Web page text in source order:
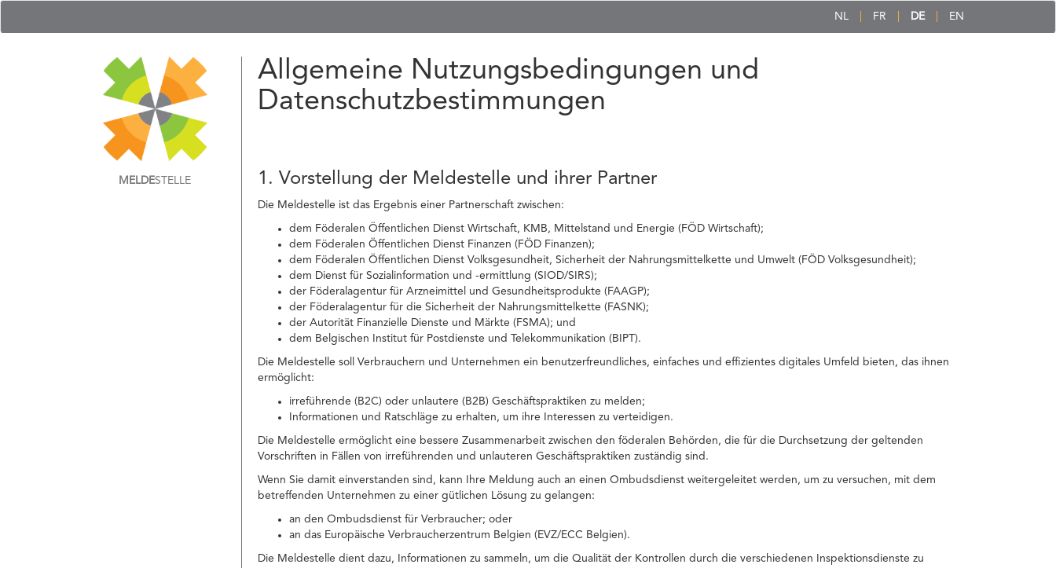
NL FR DE EN
MELDESTELLE
Allgemeine Nutzungsbedingungen und
Datenschutzbestimmungen
1. Vorstellung der Meldestelle und ihrer Partner
Die Meldestelle ist das Ergebnis einer Partnerschaft zwischen:
dem Föderalen Öffentlichen Dienst Wirtschaft, KMB, Mittelstand und Energie (FÖD Wirtschaft);
dem Föderalen Öffentlichen Dienst Finanzen (FÖD Finanzen);
dem Föderalen Öffentlichen Dienst Volksgesundheit, Sicherheit der Nahrungsmittelkette und Umwelt (FÖD Volksgesundheit);
dem Dienst für Sozialinformation und -ermittlung (SIOD/SIRS);
der Föderalagentur für Arzneimittel und Gesundheitsprodukte (FAAGP);
der Föderalagentur für die Sicherheit der Nahrungsmittelkette (FASNK);
der Autorität Finanzielle Dienste und Märkte (FSMA); und
dem Belgischen Institut für Postdienste und Telekommunikation (BIPT).
Die Meldestelle soll Verbrauchern und Unternehmen ein benutzerfreundliches, einfaches und effizientes digitales Umfeld bieten, das ihnen
ermöglicht:
irreführende (B2C) oder unlautere (B2B) Geschäftspraktiken zu melden;
Informationen und Ratschläge zu erhalten, um ihre Interessen zu verteidigen.
Die Meldestelle ermöglicht eine bessere Zusammenarbeit zwischen den föderalen Behörden, die für die Durchsetzung der geltenden
Vorschriften in Fällen von irreführenden und unlauteren Geschäftspraktiken zuständig sind.
Wenn Sie damit einverstanden sind, kann Ihre Meldung auch an einen Ombudsdienst weitergeleitet werden, um zu versuchen, mit dem
betreffenden Unternehmen zu einer gütlichen Lösung zu gelangen:
an den Ombudsdienst für Verbraucher; oder
an das Europäische Verbraucherzentrum Belgien (EVZ/ECC Belgien).
Die Meldestelle dient dazu, Informationen zu sammeln, um die Qualität der Kontrollen durch die verschiedenen Inspektionsdienste zu